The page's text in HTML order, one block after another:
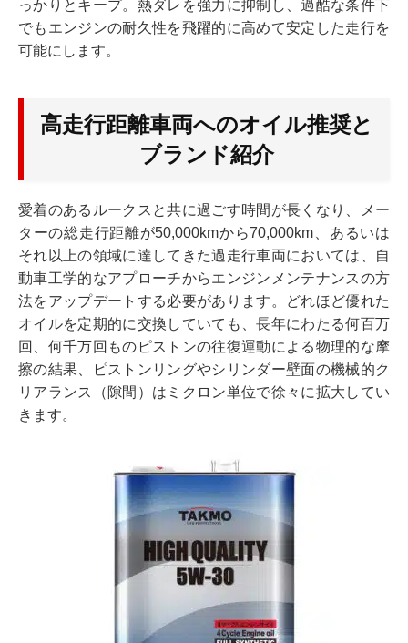
っかりとキープ。熱ダレを強力に抑制し、過酷な条件下
でもエンジンの耐久性を飛躍的に高めて安定した走行を
可能にします。
高走行距離車両へのオイル推奨と
ブランド紹介
愛着のあるルークスと共に過ごす時間が長くなり、メー
ターの総走行距離が50,000kmから70,000km、あるいは
それ以上の領域に達してきた過走行車両においては、自
動車工学的なアプローチからエンジンメンテナンスの方
法をアップデートする必要があります。どれほど優れた
オイルを定期的に交換していても、長年にわたる何百万
回、何千万回ものピストンの往復運動による物理的な摩
擦の結果、ピストンリングやシリンダー壁面の機械的ク
リアランス（隙間）はミクロン単位で徐々に拡大してい
きます。